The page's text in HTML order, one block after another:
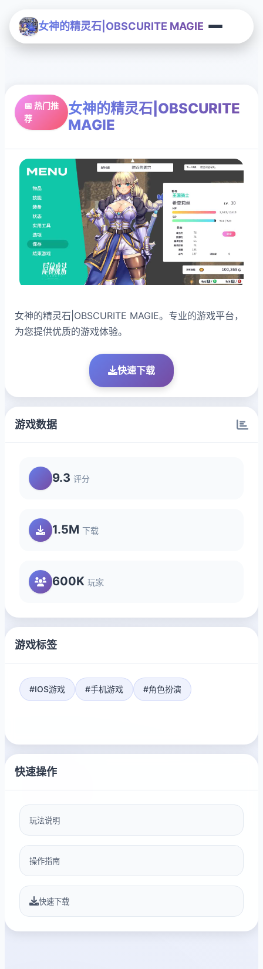
女神的精灵石|OBSCURITE MAGIE
📅 热门推
荐
女神的精灵石|OBSCURITE
MAGIE
女神的精灵石|OBSCURITE MAGIE。专业的游戏平台，
为您提供优质的游戏体验。
快速下载
游戏数据
9.3 评分
1.5M 下载
600K 玩家
游戏标签
#IOS游戏 #手机游戏 #角色扮演
快速操作
玩法说明
操作指南
快速下载